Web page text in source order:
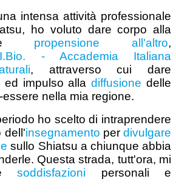
intensa attività professionale
ho voluto dare corpo alla
propensione all'altro,
- Accademia Italiana
, attraverso cui dare
ed impulso alladiffusione delle
nella mia regione.
ho scelto di intraprendere
dell'insegnamento perdivulgare
sullo Shiatsu a chiunque abbia
Questa strada, tutt'ora, mi
soddisfazioni personali e